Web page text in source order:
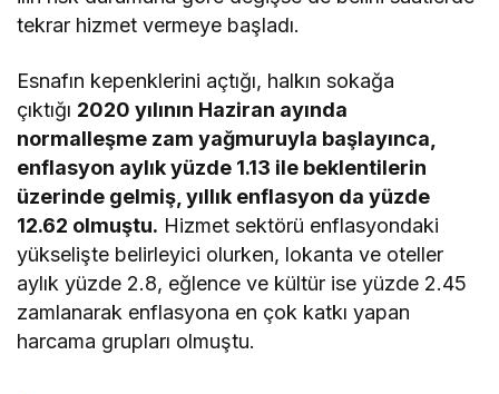
tekrar hizmet vermeye başladı.
Esnafın kepenklerini açtığı, halkın sokağa
çıktığı 2020 yılının Haziran ayında
normalleşme zam yağmuruyla başlayınca,
enflasyon aylık yüzde 1.13 ile beklentilerin
üzerinde gelmiş, yıllık enflasyon da yüzde
12.62 olmuştu. Hizmet sektörü enflasyondaki
yükselişte belirleyici olurken, lokanta ve oteller
aylık yüzde 2.8, eğlence ve kültür ise yüzde 2.45
zamlanarak enflasyona en çok katkı yapan
harcama grupları olmuştu.